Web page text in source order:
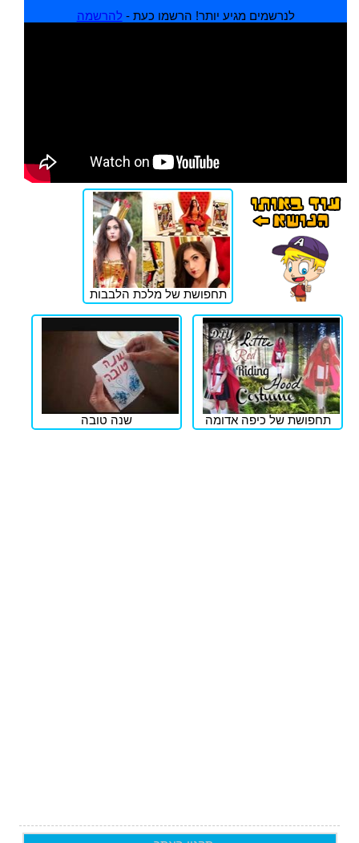
לנרשמים מגיע יותר! הרשמו כעת - להרשמה
תחפושת של מלכת הלבבות
תחפושת של כיפה אדומה שנה טובה